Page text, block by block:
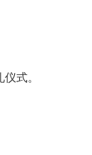
式。